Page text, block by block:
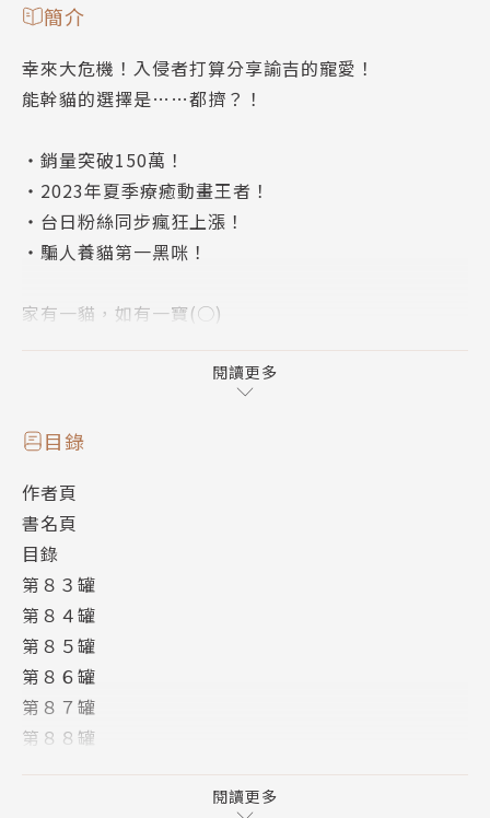
簡介
幸來大危機！入侵者打算分享諭吉的寵愛！
能幹貓的選擇是……都擠？！
‧銷量突破150萬！
‧2023年夏季療癒動畫王者！
‧台日粉絲同步瘋狂上漲！
‧騙人養貓第一黑咪！
家有一貓，如有一寶(○)
主人負責貌美如花，大型貓咪負責勤儉持家的極致療癒
-2020「下個爆紅漫畫」推薦作品！
-推特、niconico、pixiv忠實粉絲敲碗連載超紅作
品！
//
療癒身心的自家出現闖入者！慢著，是爸爸與媽媽!?
父親為了擔任將棋講師來到東京，母親的目的則是想見
諭吉。
在比起以往還要熱鬧的福澤家忙亂生活之中，
閱讀更多
目錄
作者頁
書名頁
目錄
第８３罐
第８４罐
第８５罐
第８６罐
第８７罐
第８８罐
閱讀更多